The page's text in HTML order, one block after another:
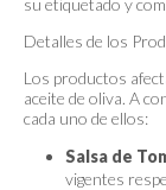
su etiquetado y
Detalles de los
Los productos
aceite de oliva. A
cada uno de ellos:
Salsa de
vigentes